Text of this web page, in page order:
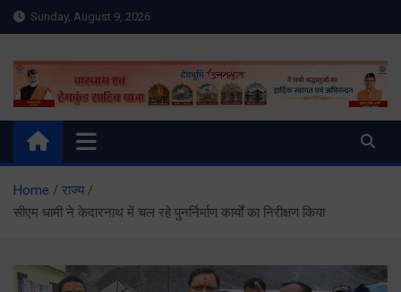
Skip
to
Sunday, August 9, 2026
Meru Raibar | Uttarakhand
News | Uttarkashi News
meruraibar.com
Home
राज्य
सीएम धामी ने केदारनाथ में चल रहे पुनर्निर्माण कार्यों का निरीक्षण किया